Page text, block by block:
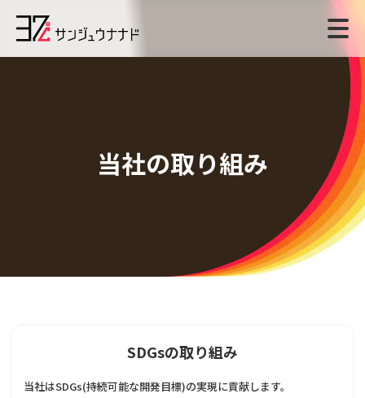
当社の取り組み
SDGsの取り組み
当社はSDGs(持続可能な開発目標)の実現に貢献します。